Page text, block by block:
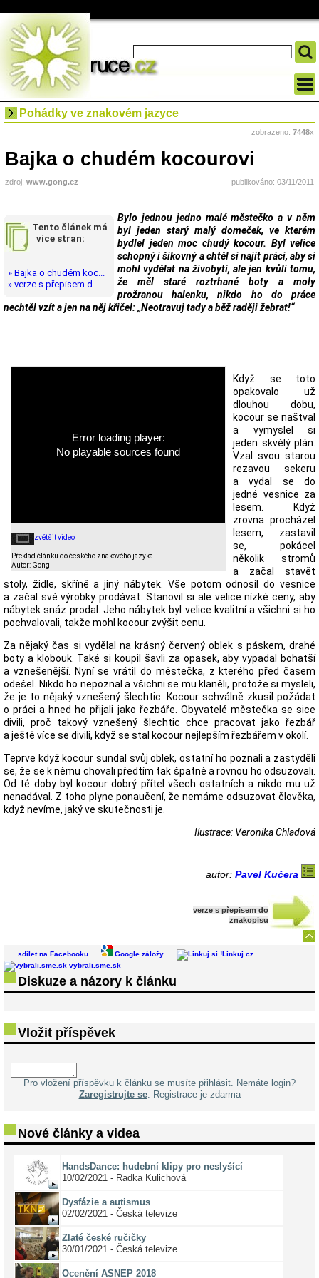
Pohádky ve znakovém jazyce
zobrazeno: 7448x
Bajka o chudém kocourovi
zdroj: www.gong.cz publikováno: 03/11/2011
Tento článek má
více stran:
» Bajka o chudém koc...
» verze s přepisem d...
Bylo jednou jedno malé městečko a v něm
byl jeden starý malý domeček, ve kterém
bydlel jeden moc chudý kocour. Byl velice
schopný i šikovný a chtěl si najít práci, aby si
mohl vydělat na živobytí, ale jen kvůli tomu,
že měl staré roztrhané boty a moly
prožranou halenku, nikdo ho do práce
nechtěl vzít a jen na něj křičel: „Neotravuj tady a běž raději žebrat!“
Error loading player:
No playable sources found
zvětšit video
Překlad článku do českého znakového jazyka.
Autor: Gong
Když se toto
opakovalo už
dlouhou dobu,
kocour se naštval
a vymyslel si
jeden skvělý plán.
Vzal svou starou
rezavou sekeru
a vydal se do
jedné vesnice za
lesem. Když
zrovna procházel
lesem, zastavil
se, pokácel
několik stromů
a začal stavět
stoly, židle, skříně a jiný nábytek. Vše potom odnosil do vesnice
a začal své výrobky prodávat. Stanovil si ale velice nízké ceny, aby
nábytek snáz prodal. Jeho nábytek byl velice kvalitní a všichni si ho
pochvalovali, takže mohl kocour zvýšit cenu.
Za nějaký čas si vydělal na krásný červený oblek s páskem, drahé
boty a klobouk. Také si koupil šavli za opasek, aby vypadal bohatší
a vznešenější. Nyní se vrátil do městečka, z kterého před časem
odešel. Nikdo ho nepoznal a všichni se mu klaněli, protože si mysleli,
že je to nějaký vznešený šlechtic. Kocour schválně zkusil požádat
o práci a hned ho přijali jako řezbáře. Obyvatelé městečka se sice
divili, proč takový vznešený šlechtic chce pracovat jako řezbář
a ještě více se divili, když se stal kocour nejlepším řezbářem v okolí.
Teprve když kocour sundal svůj oblek, ostatní ho poznali a zastyděli
se, že se k němu chovali předtím tak špatně a rovnou ho odsuzovali.
Od té doby byl kocour dobrý přítel všech ostatních a nikdo mu už
nenadával. Z toho plyne ponaučení, že nemáme odsuzovat člověka,
když nevíme, jaký ve skutečnosti je.
Ilustrace: Veronika Chladová
autor: Pavel Kučera
verze s přepisem do
znakopisu
sdílet na Facebooku Google záložy
Linkuj.cz
vybrali.sme.sk
Diskuze a názory k článku
Vložit příspěvek
Pro vložení příspěvku k článku se musíte přihlásit. Nemáte login?
Zaregistrujte se. Registrace je zdarma
Nové články a videa
HandsDance: hudební klipy pro neslyšící
10/02/2021 - Radka Kulichová
Dysfázie a autismus
02/02/2021 - Česká televize
Zlaté české ručičky
30/01/2021 - Česká televize
Ocenění ASNEP 2018